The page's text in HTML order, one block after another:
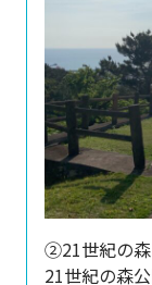
②21世紀の
21世紀の森